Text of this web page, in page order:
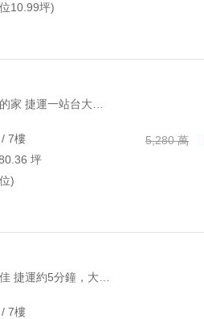
10.99坪)
7樓
坪
)
5,280 萬
7樓